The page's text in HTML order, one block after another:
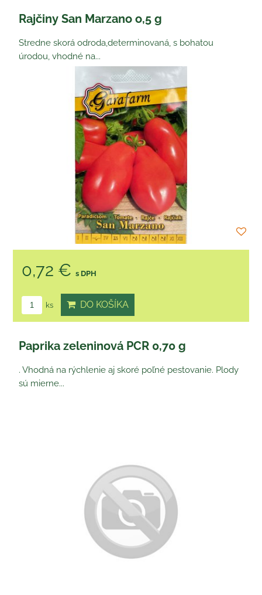
Rajčiny San Marzano o,5 g
Stredne skorá odroda,determinovaná, s bohatou
úrodou, vhodné na...
0,72 € s DPH
ks DO KOŠÍKA
Paprika zeleninová PCR 0,70 g
. Vhodná na rýchlenie aj skoré poľné pestovanie. Plody
sú mierne...